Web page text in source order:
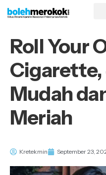
Roll Your
Mudah
Meriah
Kretekmin September 23,